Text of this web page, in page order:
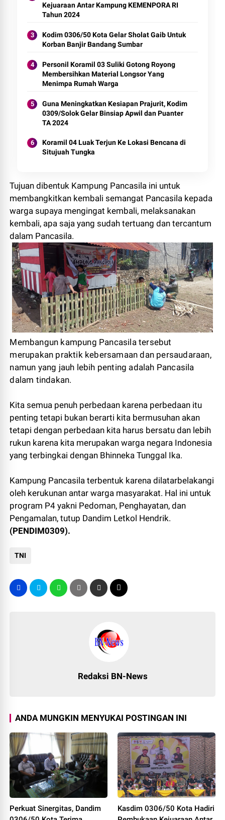
Kejuaraan Antar Kampung KEMENPORA RI
Tahun 2024
Kodim 0306/50 Kota Gelar Sholat Gaib Untuk
Korban Banjir Bandang Sumbar
Personil Koramil 03 Suliki Gotong Royong
Membersihkan Material Longsor Yang
Menimpa Rumah Warga
Guna Meningkatkan Kesiapan Prajurit, Kodim
0309/Solok Gelar Binsiap Apwil dan Puanter
TA 2024
Koramil 04 Luak Terjun Ke Lokasi Bencana di
Situjuah Tungka
Tujuan dibentuk Kampung Pancasila ini untuk
membangkitkan kembali semangat Pancasila kepada
warga supaya mengingat kembali, melaksanakan
kembali, apa saja yang sudah tertuang dan tercantum
dalam Pancasila.
Membangun kampung Pancasila tersebut
merupakan praktik kebersamaan dan persaudaraan,
namun yang jauh lebih penting adalah Pancasila
dalam tindakan.
Kita semua penuh perbedaan karena perbedaan itu
penting tetapi bukan berarti kita bermusuhan akan
tetapi dengan perbedaan kita harus bersatu dan lebih
rukun karena kita merupakan warga negara Indonesia
yang terbingkai dengan Bhinneka Tunggal Ika.
Kampung Pancasila terbentuk karena dilatarbelakangi
oleh kerukunan antar warga masyarakat. Hal ini untuk
program P4 yakni Pedoman, Penghayatan, dan
Pengamalan, tutup Dandim Letkol Hendrik.
(PENDIM0309).
TNI
Redaksi BN-News
ANDA MUNGKIN MENYUKAI POSTINGAN INI
Perkuat Sinergitas, Dandim
Kasdim 0306/50 Kota Hadiri